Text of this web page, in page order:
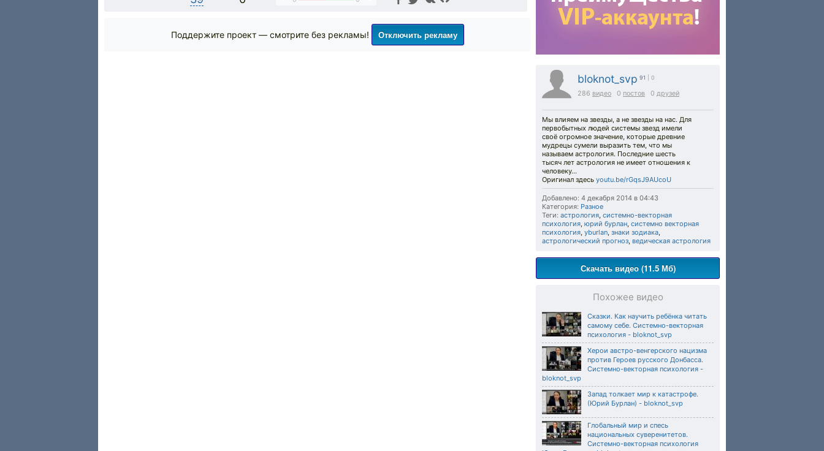
bloknot_svp 91 | 0
286 видео 0 постов 0 друзей
Мы влияем на звезды, а не звезды на нас. Для
первобытных людей системы звезд имели
своё огромное значение, которые древние
мудрецы сумели выразить тем, что мы
называем астрология. Последние шесть
тысяч лет астрология не имеет отношения к
человеку…
Оригинал здесь youtu.be/rGqsJ9AUcoU
Добавлено: 4 декабря 2014 в 04:43
Категория: Разное
Теги: астрология, системно-векторная
психология, юрий бурлан, системно векторная
психология, yburlan, знаки зодиака,
астрологический прогноз, ведическая астрология
Скачать видео (11.5 Мб)
Похожее видео
Сказки. Как научить ребёнка читать
самому себе. Системно-векторная
психология - bloknot_svp
Херои австро-венгерского нацизма
против Героев русского Донбасса.
Системно-векторная психология -
bloknot_svp
Запад толкает мир к катастрофе.
(Юрий Бурлан) - bloknot_svp
Глобальный мир и спесь
национальных суверенитетов.
Системно-векторная психология
Поддержите проект — смотрите без рекламы! Отключить рекламу